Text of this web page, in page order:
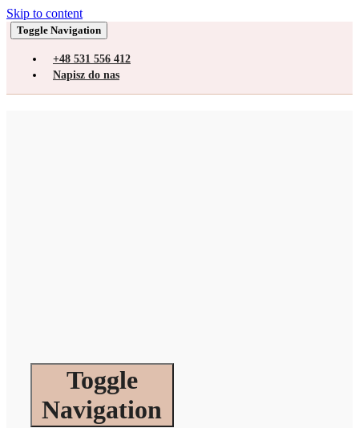
Skip to content
Toggle Navigation
+48 531 556 412
Napisz do nas
Toggle
Navigation